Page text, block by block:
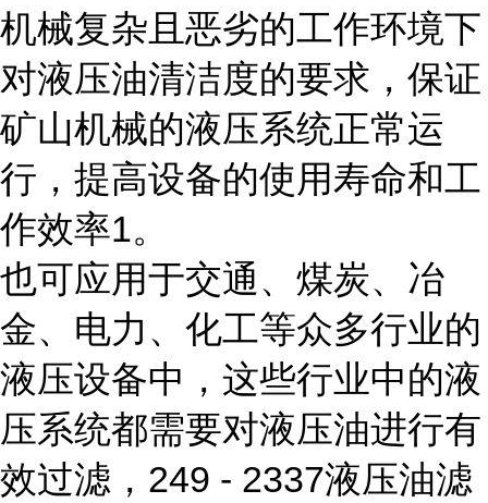
机械复杂且恶劣的工作环境下
对液压油清洁度的要求，保证
矿山机械的液压系统正常运
行，提高设备的使用寿命和工
作效率1。
也可应用于交通、煤炭、冶
金、电力、化工等众多行业的
液压设备中，这些行业中的液
压系统都需要对液压油进行有
效过滤，249 - 2337液压油滤